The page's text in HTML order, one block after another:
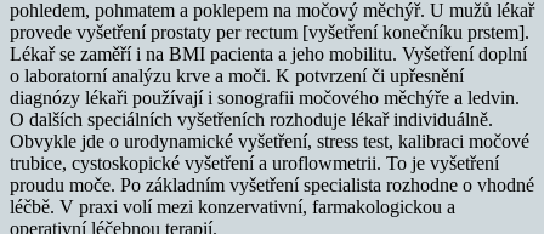
pohledem, pohmatem a poklepem na močový měchýř. U mužů lékař
provede vyšetření prostaty per rectum [vyšetření konečníku prstem].
Lékař se zaměří i na BMI pacienta a jeho mobilitu. Vyšetření doplní
o laboratorní analýzu krve a moči. K potvrzení či upřesnění
diagnózy lékaři používají i sonografii močového měchýře a ledvin.
O dalších speciálních vyšetřeních rozhoduje lékař individuálně.
Obvykle jde o urodynamické vyšetření, stress test, kalibraci močové
trubice, cystoskopické vyšetření a uroflowmetrii. To je vyšetření
proudu moče. Po základním vyšetření specialista rozhodne o vhodné
léčbě. V praxi volí mezi konzervativní, farmakologickou a
operativní léčebnou terapií.